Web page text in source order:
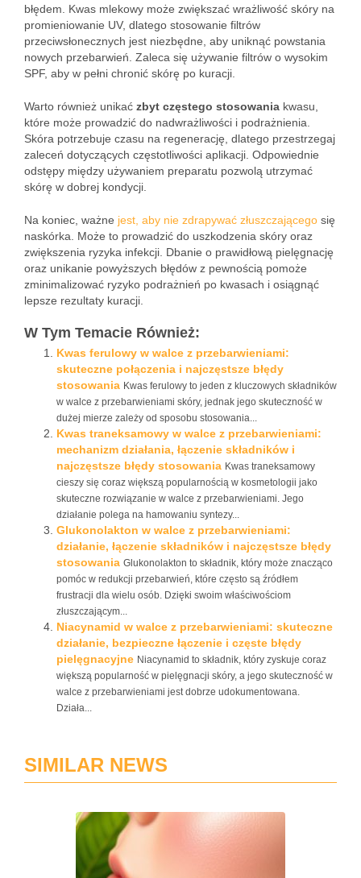
błędem. Kwas mlekowy może zwiększać wrażliwość skóry na
promieniowanie UV, dlatego stosowanie filtrów
przeciwsłonecznych jest niezbędne, aby uniknąć powstania
nowych przebarwień. Zaleca się używanie filtrów o wysokim
SPF, aby w pełni chronić skórę po kuracji.
Warto również unikać zbyt częstego stosowania kwasu,
które może prowadzić do nadwrażliwości i podrażnienia.
Skóra potrzebuje czasu na regenerację, dlatego przestrzegaj
zaleceń dotyczących częstotliwości aplikacji. Odpowiednie
odstępy między używaniem preparatu pozwolą utrzymać
skórę w dobrej kondycji.
Na koniec, ważne jest, aby nie zdrapywać złuszczającego się
naskórka. Może to prowadzić do uszkodzenia skóry oraz
zwiększenia ryzyka infekcji. Dbanie o prawidłową pielęgnację
oraz unikanie powyższych błędów z pewnością pomoże
zminimalizować ryzyko podrażnień po kwasach i osiągnąć
lepsze rezultaty kuracji.
W Tym Temacie Również:
Kwas ferulowy w walce z przebarwieniami:
skuteczne połączenia i najczęstsze błędy
stosowania Kwas ferulowy to jeden z kluczowych składników
w walce z przebarwieniami skóry, jednak jego skuteczność w
dużej mierze zależy od sposobu stosowania...
Kwas traneksamowy w walce z przebarwieniami:
mechanizm działania, łączenie składników i
najczęstsze błędy stosowania Kwas traneksamowy
cieszy się coraz większą popularnością w kosmetologii jako
skuteczne rozwiązanie w walce z przebarwieniami. Jego
działanie polega na hamowaniu syntezy...
Glukonolakton w walce z przebarwieniami:
działanie, łączenie składników i najczęstsze błędy
stosowania Glukonolakton to składnik, który może znacząco
pomóc w redukcji przebarwień, które często są źródłem
frustracji dla wielu osób. Dzięki swoim właściwościom
złuszczającym...
Niacynamid w walce z przebarwieniami: skuteczne
działanie, bezpieczne łączenie i częste błędy
pielęgnacyjne Niacynamid to składnik, który zyskuje coraz
większą popularność w pielęgnacji skóry, a jego skuteczność w
walce z przebarwieniami jest dobrze udokumentowana.
Działa...
SIMILAR NEWS